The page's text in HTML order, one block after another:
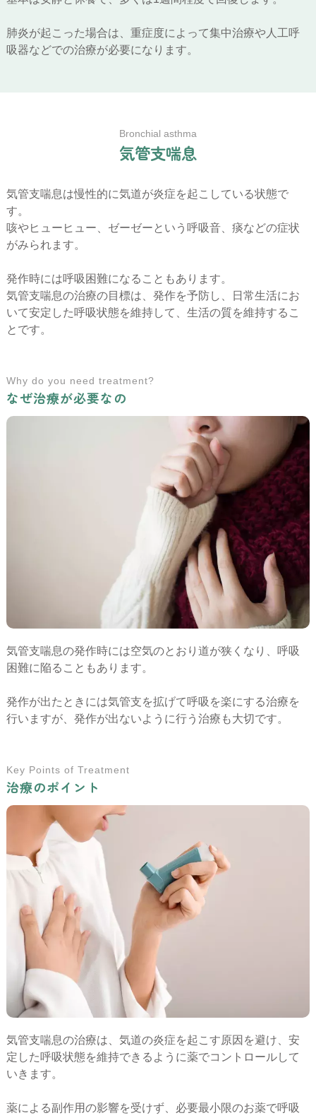
肺炎が起こった場合は、重症度によって集中治療や人工呼
吸器などでの治療が必要になります。
Bronchial asthma
気管支喘息
気管支喘息は慢性的に気道が炎症を起こしている状態で
す。
咳やヒューヒュー、ゼーゼーという呼吸音、痰などの症状
がみられます。
発作時には呼吸困難になることもあります。
気管支喘息の治療の目標は、発作を予防し、日常生活にお
いて安定した呼吸状態を維持して、生活の質を維持するこ
とです。
Why do you need treatment?
なぜ治療が必要なの
気管支喘息の発作時には空気のとおり道が狭くなり、呼吸
困難に陥ることもあります。
発作が出たときには気管支を拡げて呼吸を楽にする治療を
行いますが、発作が出ないように行う治療も大切です。
Key Points of Treatment
治療のポイント
気管支喘息の治療は、気道の炎症を起こす原因を避け、安
定した呼吸状態を維持できるように薬でコントロールして
いきます。
薬による副作用の影響を受けず、必要最小限のお薬で呼吸